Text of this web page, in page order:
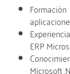
ERP
Microsoft